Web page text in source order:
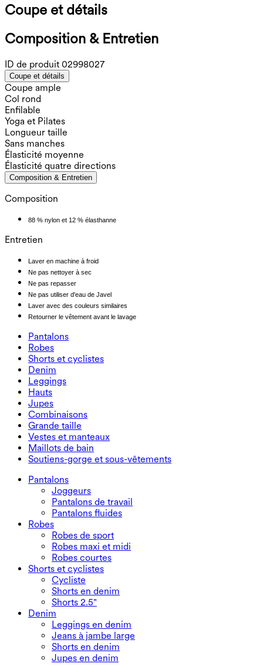
Coupe et détails
Composition & Entretien
ID de produit 02998027
Coupe et détails
Coupe ample
Col rond
Enfilable
Yoga et Pilates
Longueur taille
Sans manches
Élasticité moyenne
Élasticité quatre directions
Composition & Entretien
Composition
88 % nylon et 12 % élasthanne
Entretien
Laver en machine à froid
Ne pas nettoyer à sec
Ne pas repasser
Ne pas utiliser d'eau de Javel
Laver avec des couleurs similaires
Retourner le vêtement avant le lavage
Pantalons
Pantalons
Joggeurs
Pantalons de travail
Pantalons fluides
Robes
Robes
Robes de sport
Robes maxi et midi
Robes courtes
Shorts et cyclistes
Shorts et cyclistes
Cycliste
Shorts en denim
Shorts 2.5"
Denim
Denim
Leggings en denim
Jeans à jambe large
Shorts en denim
Jupes en denim
Leggings
Leggings
Leggings en denim
Leggings push-up
Leggings de yoga
Hauts
Hauts
Soutiens-gorge de sport
T-shirts
Jupes
Jupes
Jupes actives
Jupes courtes
Jupes maxi et midi
Combinaisons
Combinaisons
Salopettes
Combishorts
Grande taille
Grande taille
Bas grande taille
Hauts grande taille
Robes grande taille
Vestes et manteaux
Vestes et manteaux
Vestes et manteaux
Manteaux
Maillots de bain
Maillots de bain
Hauts de maillot de bain
Bas de maillot de bain
Ensembles de maillots de bain
Soutiens-gorge et sous-vêtements
Soutiens-gorge et sous-vêtements
Soutiens-gorge
Sous-vêtements
Pantalons
Joggeurs
Pantalons de travail
Pantalons fluides
Robes
Robes de sport
Robes maxi et midi
Robes courtes
Shorts et cyclistes
Cycliste
Shorts en denim
Shorts 2.5"
Denim
Leggings en denim
Jeans à jambe large
Shorts en denim
Jupes en denim